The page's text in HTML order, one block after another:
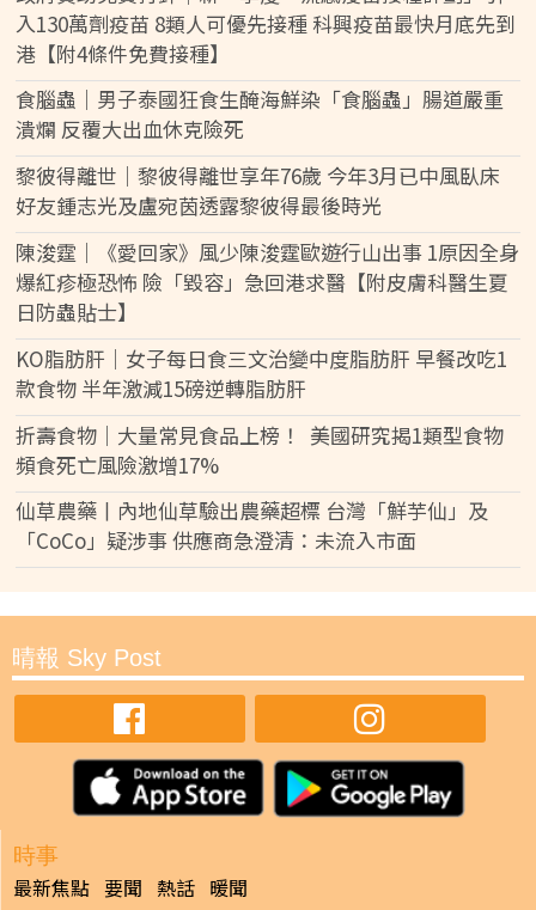
入130萬劑疫苗 8類人可優先接種 科興疫苗最快月底先到
港【附4條件免費接種】
食腦蟲｜男子泰國狂食生醃海鮮染「食腦蟲」腸道嚴重
潰爛 反覆大出血休克險死
黎彼得離世｜黎彼得離世享年76歲 今年3月已中風臥床
好友鍾志光及盧宛茵透露黎彼得最後時光
陳浚霆｜《愛回家》風少陳浚霆歐遊行山出事 1原因全身
爆紅疹極恐怖 險「毀容」急回港求醫【附皮膚科醫生夏
日防蟲貼士】
KO脂肪肝｜女子每日食三文治變中度脂肪肝 早餐改吃1
款食物 半年激減15磅逆轉脂肪肝
折壽食物｜大量常見食品上榜！ 美國研究揭1類型食物
頻食死亡風險激增17%
仙草農藥丨內地仙草驗出農藥超標 台灣「鮮芋仙」及
「CoCo」疑涉事 供應商急澄清：未流入市面
晴報 Sky Post
時事
最新焦點 要聞 熱話 暖聞